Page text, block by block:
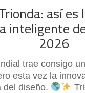
así es
inteligente
2026
trae consigo
esta vez la
del diseño.